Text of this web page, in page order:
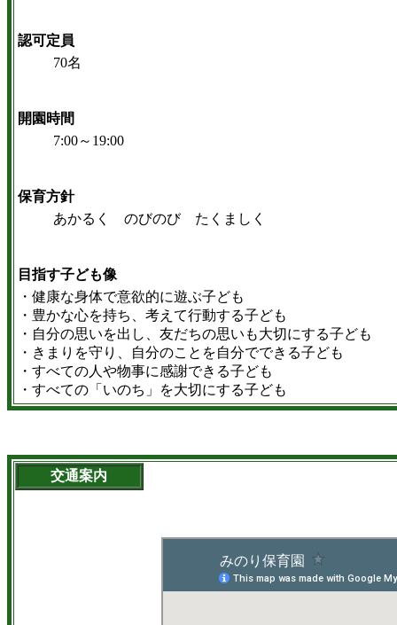
認可定員
70名
開園時間
7:00～19:00
保育方針
あかるく のびのび たくましく
目指す子ども像
・健康な身体で意欲的に遊ぶ子ども
・豊かな心を持ち、考えて行動する子ども
・自分の思いを出し、友だちの思いも大切にする子ども
・きまりを守り、自分のことを自分でできる子ども
・すべての人や物事に感謝できる子ども
・すべての「いのち」を大切にする子ども
交通案内